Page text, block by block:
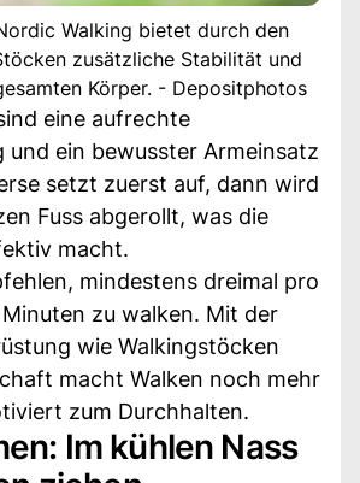
Walking bietet durch den
zusätzliche Stabilität und
Körper. - Depositphotos
eine aufrechte
und ein bewusster Armeinsatz
setzt zuerst auf, dann wird
Fuss abgerollt, was die
macht.
mindestens dreimal pro
zu walken. Mit der
wie Walkingstöcken
macht Walken noch mehr
zum Durchhalten.
Im kühlen Nass